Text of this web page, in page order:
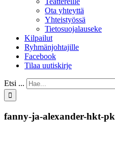
Ota yhteyttä
Yhteistyössä
Tietosuojalauseke
Kilpailut
Ryhmänjohtajille
Facebook
Tilaa uutiskirje
Etsi ...
fanny-ja-alexander-hkt-pk